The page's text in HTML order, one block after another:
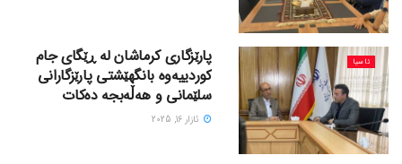
ئاسیا
پارێزگاری کرماشان لە ڕێگای جام
کوردییەوە بانگهێشتی پارێزگارانی
سلێمانی و هەڵەبجە دەکات
ئازار 16, 2025